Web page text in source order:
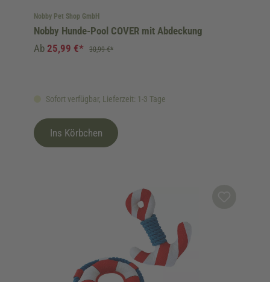
Nobby Pet Shop GmbH
Nobby Hunde-Pool COVER mit Abdeckung
Sofort verfügbar, Lieferzeit: 1-3 Tage
Ab 25,99 €* 30,99 €*
Ins Körbchen